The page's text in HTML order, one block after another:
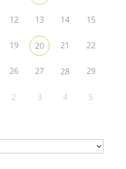
12 13 14 15
19 20 21 22
26 27 28 29
2 3 4 5